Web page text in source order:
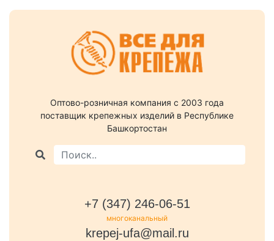
Оптово-розничная компания c 2003 года
поставщик крепежных изделий в Республике
Башкортостан
+7 (347) 246-06-51
многоканальный
krepej-ufa@mail.ru